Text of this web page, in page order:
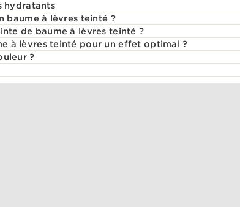
hydratants
baume à lèvres teinté ?
de baume à lèvres teinté ?
à lèvres teinté pour un effet optimal ?
?